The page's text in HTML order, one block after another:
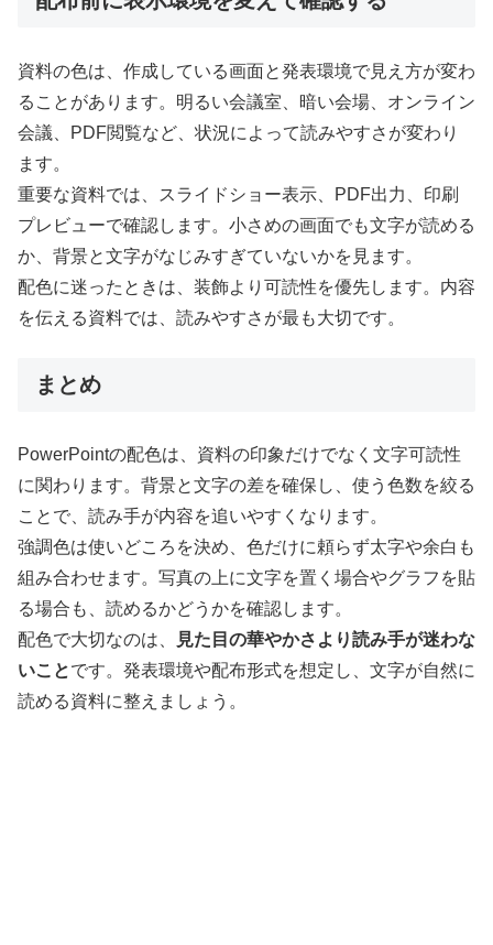
資料の色は、作成している画面と発表環境で見え方が変わ
ることがあります。明るい会議室、暗い会場、オンライン
会議、PDF閲覧など、状況によって読みやすさが変わり
ます。
重要な資料では、スライドショー表示、PDF出力、印刷
プレビューで確認します。小さめの画面でも文字が読める
か、背景と文字がなじみすぎていないかを見ます。
配色に迷ったときは、装飾より可読性を優先します。内容
を伝える資料では、読みやすさが最も大切です。
まとめ
PowerPointの配色は、資料の印象だけでなく文字可読性
に関わります。背景と文字の差を確保し、使う色数を絞る
ことで、読み手が内容を追いやすくなります。
強調色は使いどころを決め、色だけに頼らず太字や余白も
組み合わせます。写真の上に文字を置く場合やグラフを貼
る場合も、読めるかどうかを確認します。
配色で大切なのは、
見た目の華やかさより読み手が迷わな
いことです。発表環境や配布形式を想定し、文字が自然に
読める資料に整えましょう。